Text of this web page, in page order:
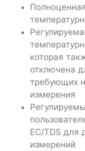
которая
отключена
требующих
измерения
EC/TDS для
измерений